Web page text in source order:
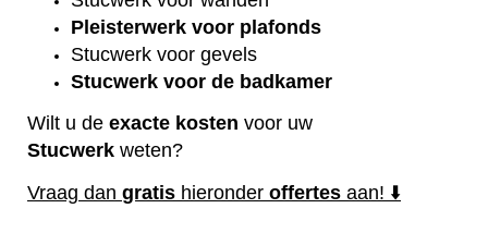
Pleisterwerk voor plafonds
Stucwerk voor gevels
Stucwerk voor de badkamer
Wilt u de exacte kosten voor uw
Stucwerk weten?
Vraag dan gratis hieronder offertes aan! ⬇️